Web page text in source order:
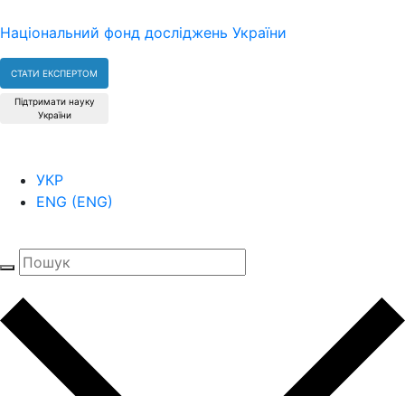
Національний фонд досліджень України
СТАТИ ЕКСПЕРТОМ
Підтримати науку
України
УКР
ENG (ENG)